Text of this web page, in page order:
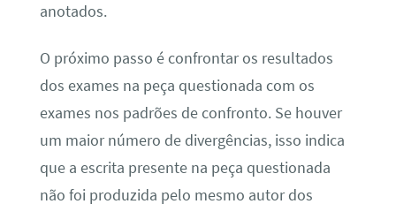
anotados.
O próximo passo é confrontar os resultados
dos exames na peça questionada com os
exames nos padrões de confronto. Se houver
um maior número de divergências, isso indica
que a escrita presente na peça questionada
não foi produzida pelo mesmo autor dos